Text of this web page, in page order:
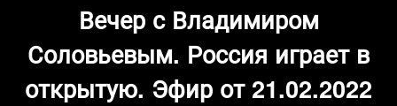
Вечер с Владимиром
Соловьевым. Россия играет в
открытую. Эфир от 21.02.2022